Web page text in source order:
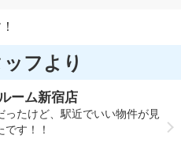
フより
ーム新宿店
ったけど、駅近でいい物件が見
す！！